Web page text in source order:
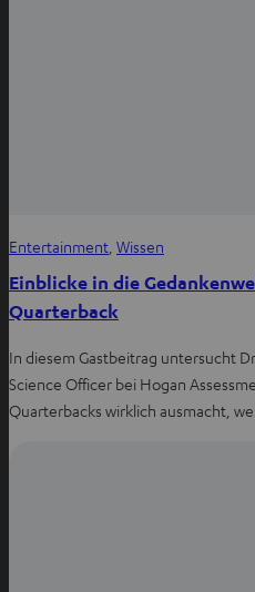
Entertainment Wissen
Einblicke in die
Quarterback
In diesem Gastbeitrag untersucht
Science Officer bei Hogan
Quarterbacks wirklich ausmacht,